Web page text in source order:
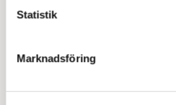
Statistik
Marknadsföring
kreativitet?
till svenska casino online
Etikettregler vid